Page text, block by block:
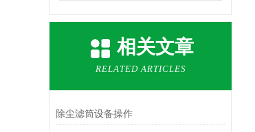
相关文章
RELATED ARTICLES
除尘滤筒设备操作